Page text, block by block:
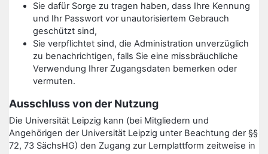
Sie dafür Sorge zu tragen haben, dass Ihre Kennung
und Ihr Passwort vor unautorisiertem Gebrauch
geschützt sind,
Sie verpflichtet sind, die Administration unverzüglich
zu benachrichtigen, falls Sie eine missbräuchliche
Verwendung Ihrer Zugangsdaten bemerken oder
vermuten.
Ausschluss von der Nutzung
Die Universität Leipzig kann (bei Mitgliedern und
Angehörigen der Universität Leipzig unter Beachtung der §§
72, 73 SächsHG) den Zugang zur Lernplattform zeitweise in